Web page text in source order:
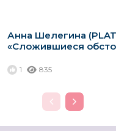
Анна Шелегина
«Сложившиеся
1 835